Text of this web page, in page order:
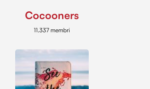
Cocooners
11.337 membri